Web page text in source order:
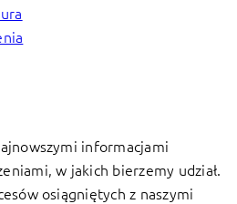
informacjami
w jakich bierzemy udział.
osiągniętych z naszymi